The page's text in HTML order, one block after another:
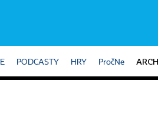
PODCASTY HRY PročNe